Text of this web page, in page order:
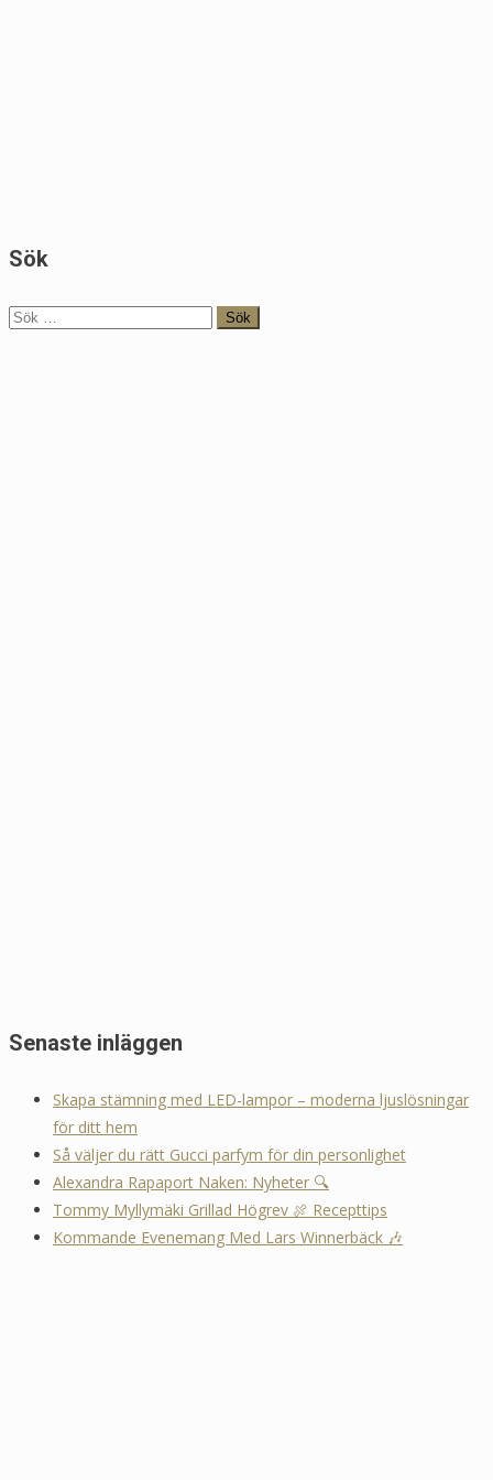
Sök
Sök
Senaste inläggen
Skapa stämning med LED-lampor – moderna ljuslösningar
för ditt hem
Så väljer du rätt Gucci parfym för din personlighet
Alexandra Rapaport Naken: Nyheter 🔍
Tommy Myllymäki Grillad Högrev 🍖 Recepttips
Kommande Evenemang Med Lars Winnerbäck 🎶